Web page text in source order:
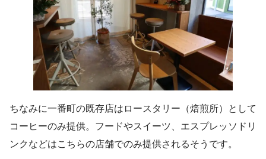
ちなみに一番町の既存店はロースタリー（焙煎所）として
コーヒーのみ提供。フードやスイーツ、エスプレッソドリ
ンクなどはこちらの店舗でのみ提供されるそうです。